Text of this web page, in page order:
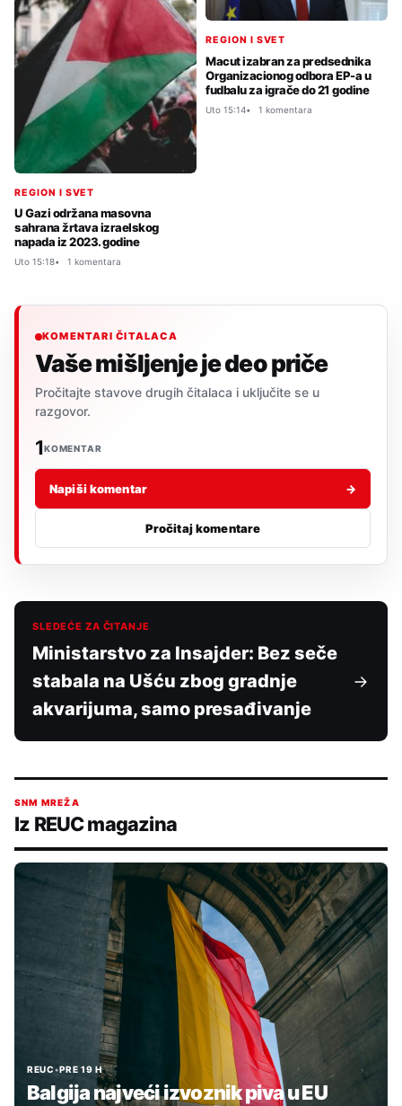
REGION I SVET
U Gazi održana masovna
sahrana žrtava izraelskog
napada iz 2023. godine
Uto 15:18 1 komentara
REGION I SVET
Macut izabran za predsednika
Organizacionog odbora EP-a u
fudbalu za igrače do 21 godine
Uto 15:14 1 komentara
KOMENTARI ČITALACA
Vaše mišljenje je deo priče
Pročitajte stavove drugih čitalaca i uključite se u
razgovor.
1KOMENTAR
Napiši komentar →
Pročitaj komentare
SLEDEĆE ZA ČITANJE
Ministarstvo za Insajder: Bez seče
stabala na Ušću zbog gradnje
akvarijuma, samo presađivanje
SNM MREŽA
Iz REUC magazina
REUC•PRE 19 H
Balgija najveći izvoznik piva u EU